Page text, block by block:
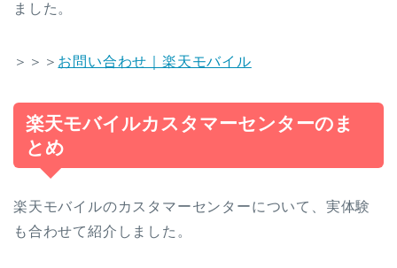
ました。
＞＞＞ お問い合わせ｜楽天モバイル
楽天モバイルカスタマーセンターのま
とめ
楽天モバイルのカスタマーセンターについて、実体験
も合わせて紹介しました。